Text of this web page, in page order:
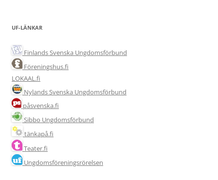
UF-LÄNKAR
Finlands Svenska Ungdomsförbund
Föreningshus.fi
LOKAAL.fi
Nylands Svenska Ungdomsförbund
påsvenska.fi
Sibbo Ungdomsförbund
tänkapå.fi
Teater.fi
Ungdomsföreningsrörelsen